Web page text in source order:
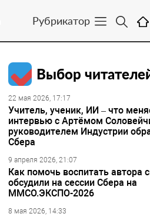
Рубрикатор
Выбор
22 мая 2026, 17:17
Учитель, ученик, ИИ – что
интервью с Артёмом
руководителем Индустрии
Сбера
9 апреля 2026, 21:07
Как помочь воспитать автора
обсудили на сессии Сбера на
ММСО.ЭКСПО-2026
8 мая 2026, 14:33